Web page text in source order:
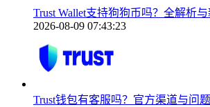
Trust Wallet支持狗狗币吗？全解析
2026-08-09 07:43:23
Trust钱包有客服吗？官方渠道与问